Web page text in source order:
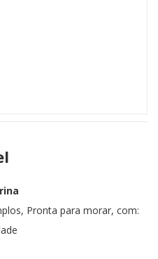
Pronta para morar, com: